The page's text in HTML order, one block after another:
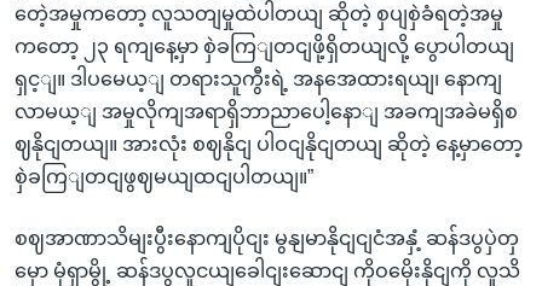
တေဲ့အမှုကတော့ လူသတျမှုထဲပါတယျ ဆိုတဲ့ စှပျစှဲခံရတဲ့အမှု
ကတော့ ၂၃ ရကျနေ့မှာ စှဲခကြျတငျဖို့ရှိတယျလို့ ပွောပါတယျ
ရှင့ျ။ ဒါပမေယ့ျ တရားသူကွီးရဲ့ အနအေထားရယျ၊ နောကျ
လာမယ့ျ အမှုလိုကျအရာရှိဘာညာပေါ့နောျ အခကျအခဲမရှိစ
ဈနိုငျတယျ။ အားလုံး စဈနိုငျ ပါဝငျနိုငျတယျ ဆိုတဲ့ နေ့မှာတော့
စှဲခကြျတငျဖွဈမယျထငျပါတယျ။”
စဈအာဏာသိမျးပွီးနောကျပိုငျး မွနျမာနိုငျငျငံအနှံ့ ဆန်ဒပွပှဲတှ
မှော မုံရှာမွို့ ဆန်ဒပွလူငယျခေါငျးဆောငျ ကိုဝမေိုးနိုငျကို လူသိ